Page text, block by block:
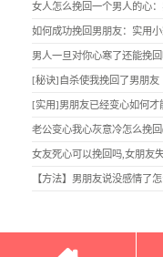
女人怎么挽回一个男人的心
如何成功挽回男朋友：实用
男人一旦对你心寒了还能挽
[秘诀]自杀使我挽回了男朋友
[实用]男朋友已经变心如何才
老公变心我心灰意冷怎么挽
女友死心可以挽回吗,女朋友
【方法】男朋友说没感情了